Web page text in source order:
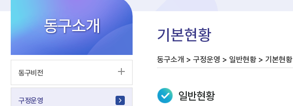
동구소개
동구비전
구정운영
기본현황
동구소개 > 구정운영 > 일반현황 > 기본현황
일반현황